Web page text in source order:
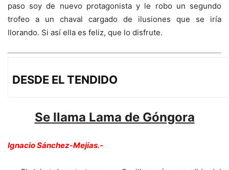
paso soy de nuevo protagonista y le robo un segundo
trofeo a un chaval cargado de ilusiones que se iría
llorando. Si así ella es feliz, que lo disfrute.
DESDE EL TENDIDO
Se llama Lama de Góngora
Ignacio Sánchez-Mejías.-